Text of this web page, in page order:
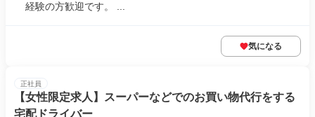
経験の方歓迎です。 ...
気になる
正社員
【女性限定求人】スーパーなどでのお買い物代行をする
宅配ドライバー